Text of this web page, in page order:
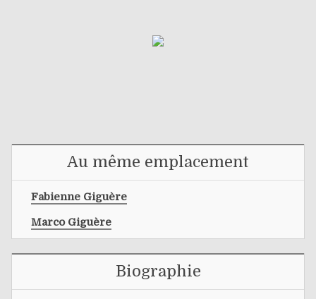
Au même emplacement
Fabienne Giguère
Marco Giguère
Biographie